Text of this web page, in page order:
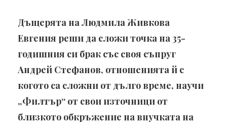
Дъщерята на Людмила Живкова
Евгения реши да сложи точка на 35-
годишния си брак със своя съпруг
Андрей Стефанов, отношенията й с
когото са сложни от дълго време, научи
„Филтър“ от свои източници от
близкото обкръжение на внучката на